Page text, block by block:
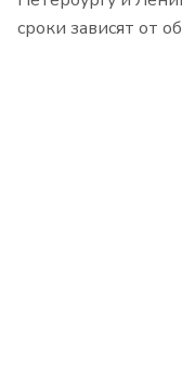
сроки зависят от